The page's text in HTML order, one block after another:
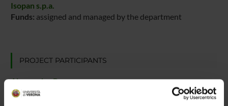
Isopan s.p.a.
Funds: assigned and managed by the department
PROJECT PARTICIPANTS
Alessandro Romeo
Full Professor